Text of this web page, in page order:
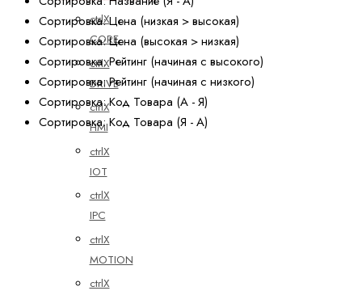
ctrlX
CORE
ctrlX
DRIVE
ctrlX
HMI
ctrlX
IOT
ctrlX
IPC
ctrlX
MOTION
ctrlX
Сортировка: Цена (низкая > высокая)
Сортировка: Цена (высокая > низкая)
Сортировка: Рейтинг (начиная с высокого)
Сортировка: Рейтинг (начиная с низкого)
Сортировка: Код Товара (А - Я)
Сортировка: Код Товара (Я - А)